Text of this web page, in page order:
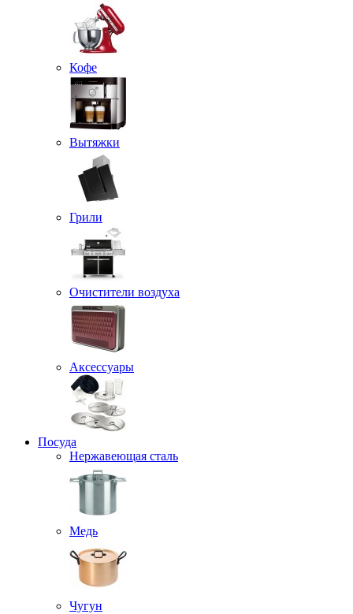
Кофе
Вытяжки
Грили
Очистители воздуха
Аксессуары
Посуда
Нержавеющая сталь
Медь
Чугун